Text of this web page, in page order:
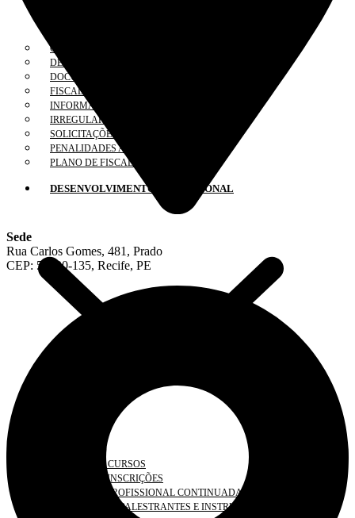
COAF
DENÚNCIA
DOCUMENTOS
FISCALIZAÇÃO ELETRÔNICA
INFORMAÇÕES
IRREGULARIDADES
SOLICITAÇÕES
PENALIDADES APLICADAS
PLANO DE FISCALIZAÇÃO ANUAL
DESENVOLVIMENTO PROFISSIONAL
AGENDA DE CURSOS
CADASTRO/ INSCRIÇÕES
EDUCAÇÃO PROFISSIONAL CONTINUADA
CADASTRO DE PALESTRANTES E INSTRUTORES
Sede
Rua Carlos Gomes, 481, Prado
CEP: 50720-135, Recife, PE